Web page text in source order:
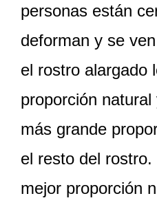
personas están
deforman y se
el rostro alargado
proporción
más grande
el resto del
mejor proporción